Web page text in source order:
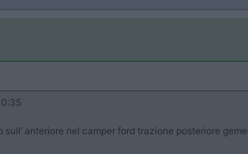
anteriore nel camper ford trazione posteriore